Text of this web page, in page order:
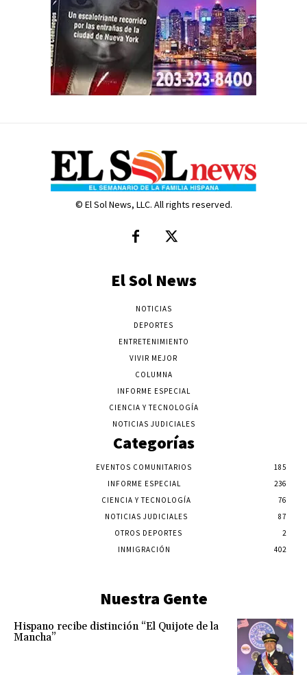
© El Sol News, LLC. All rights reserved.
El Sol News
NOTICIAS
DEPORTES
ENTRETENIMIENTO
VIVIR MEJOR
COLUMNA
INFORME ESPECIAL
CIENCIA Y TECNOLOGÍA
NOTICIAS JUDICIALES
Categorías
EVENTOS COMUNITARIOS
185
INFORME ESPECIAL
236
CIENCIA Y TECNOLOGÍA
76
NOTICIAS JUDICIALES
87
OTROS DEPORTES
2
INMIGRACIÓN
402
Nuestra Gente
Hispano recibe distinción “El Quijote de la
Mancha”